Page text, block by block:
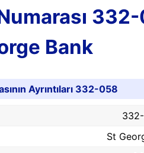
Bank
Ayrıntıları 332-058
St